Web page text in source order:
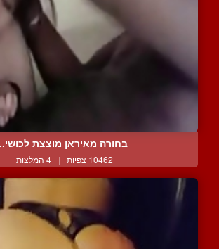
בחורה מאיראן מוצצת
10462 צפיות | 4 המלצות